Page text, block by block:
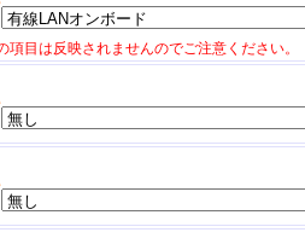
目は反映されませんのでご注意ください。